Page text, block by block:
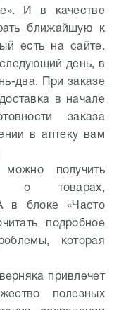
И в качестве
ближайшую к
есть на сайте.
день, в
два. При заказе
в начале
заказа
в аптеку вам
можно получить
о товарах,
в блоке «Часто
подробное
которая
привлечет
полезных